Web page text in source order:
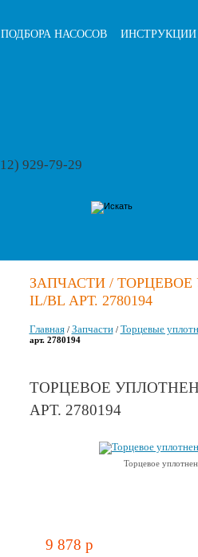
НАСОСОВ ИНСТРУКЦИИ
929-79-29
ЗАПЧАСТИ /
IL/BL АРТ. 2780194
Главная/ Запчасти/ Торцевые
арт. 2780194
ТОРЦЕВОЕ
АРТ. 2780194
Торцевое
9 878 p